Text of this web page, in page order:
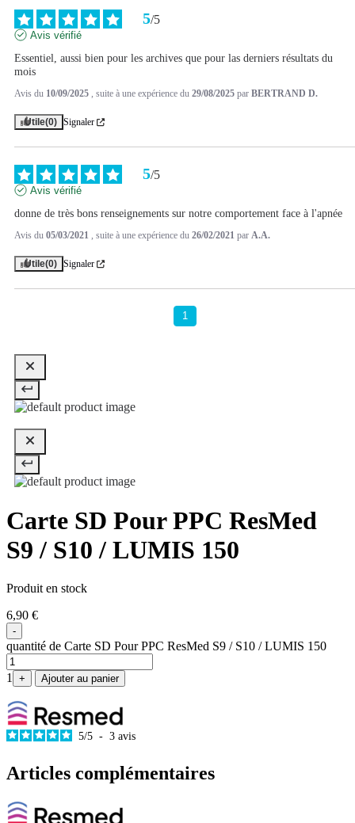
5/5
Avis vérifié
Essentiel, aussi bien pour les archives que pour las derniers résultats du
mois
Avis du 10/09/2025 , suite à une expérience du 29/08/2025 par BERTRAND D.
Utile(0) Signaler
5/5
Avis vérifié
donne de très bons renseignements sur notre comportement face à l'apnée
Avis du 05/03/2021 , suite à une expérience du 26/02/2021 par A.A.
Utile(0) Signaler
1
Carte SD Pour PPC ResMed
S9 / S10 / LUMIS 150
Produit en stock
6,90 €
-
quantité de Carte SD Pour PPC ResMed S9 / S10 / LUMIS 150
1 + Ajouter au panier
5/5 - 3 avis
Articles complémentaires